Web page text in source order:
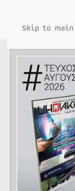
Skip to